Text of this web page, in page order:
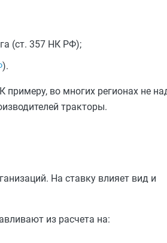
(ст. 357 НК РФ);
).
во многих регионах не
тракторы.
На ставку влияет вид и
из расчета на: